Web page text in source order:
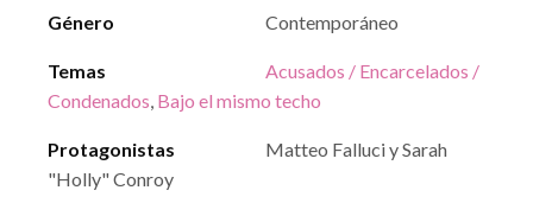
Género Contemporáneo
Temas
Acusados / Encarcelados /
Condenados, Bajo el mismo techo
Protagonistas
Matteo Falluci y Sarah
"Holly" Conroy